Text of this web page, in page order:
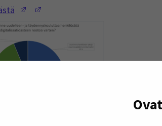
(Opens in a new window)